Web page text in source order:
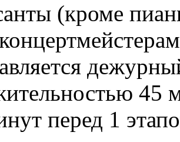
(кроме
45
перед 1